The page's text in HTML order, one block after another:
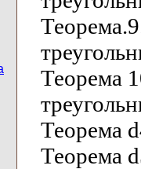
Теорема
Теорема
Теорема